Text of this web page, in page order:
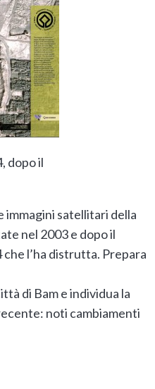
dopo il
immagini satellitari della
nel 2003 e dopo il
l’ha distrutta. Prepara
di Bam e individua la
noti cambiamenti